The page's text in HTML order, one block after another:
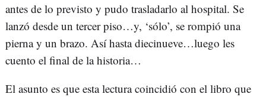
antes de lo previsto y pudo trasladarlo al hospital. Se
lanzó desde un tercer piso…y, ‘sólo’, se rompió una
pierna y un brazo. Así hasta diecinueve…luego les
cuento el final de la historia…
El asunto es que esta lectura coincidió con el libro que